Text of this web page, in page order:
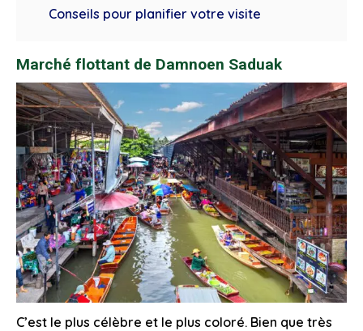
Conseils pour planifier votre visite
Marché flottant de Damnoen Saduak
C’est le plus célèbre et le plus coloré. Bien que très